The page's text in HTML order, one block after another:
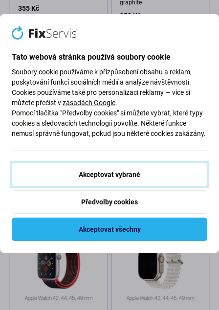
355 Kč
(02.09.2026)
graphite
253 Kč
Loop pro Apple Watch (42, 44,
203 Kč
Řemínek pro Apple Watch (42,
44, 45 a 49mm), bílá
152 Kč
NA OBJEDNÁVKU
Tato webová stránka používá soubory cookie
Soubory cookie používáme k přizpůsobení obsahu a reklam,
poskytování funkcí sociálních médií a analýze návštěvnosti.
Cookies používáme také pro personalizaci reklamy — více si
můžete přečíst vzásadách Google.
Pomocí tlačítka "Předvolby cookies" si můžete vybrat, které typy
cookies a sledovacích technologií povolíte. Některé funkce
nemusí správně fungovat, pokud jsou některé cookies zakázány.
Akceptovat vybrané
Předvolby cookies
Akceptovat všechny